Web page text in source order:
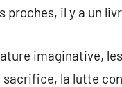
proches, il y a un
imaginative,
sacrifice, la lutte